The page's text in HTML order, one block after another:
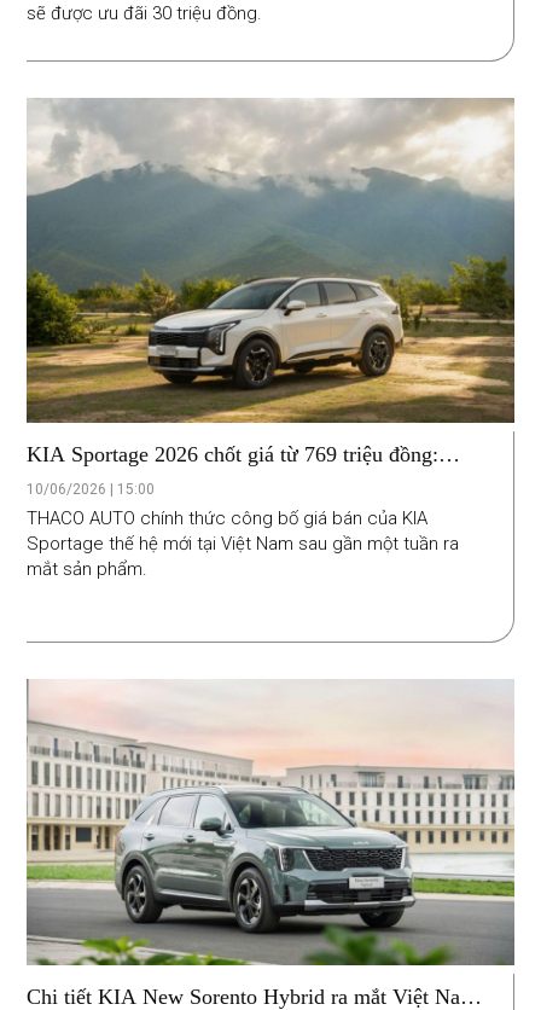
sẽ được ưu đãi 30 triệu đồng.
KIA Sportage 2026 chốt giá từ 769 triệu đồng:
Những khách hàng tiên phong được ưu đãi 20 triệu
đồng
10/06/2026 | 15:00
THACO AUTO chính thức công bố giá bán của KIA
Sportage thế hệ mới tại Việt Nam sau gần một tuần ra
mắt sản phẩm.
Chi tiết KIA New Sorento Hybrid ra mắt Việt Nam: